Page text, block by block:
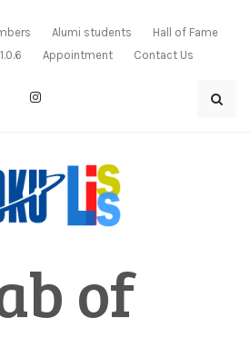
Alumi students
Hall of Fame
Appointment Contact Us
of